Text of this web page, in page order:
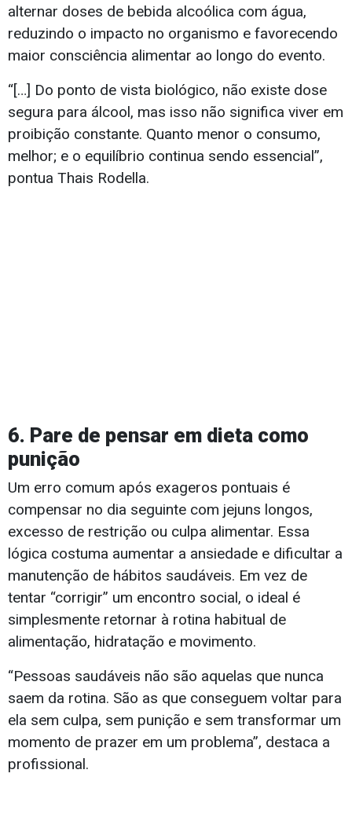
alternar doses de bebida alcoólica com água,
reduzindo o impacto no organismo e favorecendo
maior consciência alimentar ao longo do evento.
“[…] Do ponto de vista biológico, não existe dose
segura para álcool, mas isso não significa viver em
proibição constante. Quanto menor o consumo,
melhor; e o equilíbrio continua sendo essencial”,
pontua Thais Rodella.
6. Pare de pensar em dieta como
punição
Um erro comum após exageros pontuais é
compensar no dia seguinte com jejuns longos,
excesso de restrição ou culpa alimentar. Essa
lógica costuma aumentar a ansiedade e dificultar a
manutenção de hábitos saudáveis. Em vez de
tentar “corrigir” um encontro social, o ideal é
simplesmente retornar à rotina habitual de
alimentação, hidratação e movimento.
“Pessoas saudáveis não são aquelas que nunca
saem da rotina. São as que conseguem voltar para
ela sem culpa, sem punição e sem transformar um
momento de prazer em um problema”, destaca a
profissional.